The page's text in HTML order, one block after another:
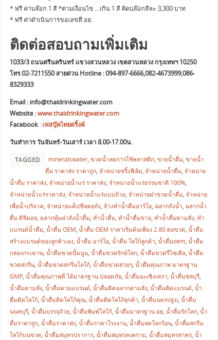
* ฟรี ค่าบล๊อก 1 สี *ตามเงื่อนไข …เกิน 1 สี คิดบล๊อกสีละ 3,300 บาท
* ฟรี ค่าดำเนินการขอเลขที่ อย.
ติดต่อสอบถามเพิ่มเติม
1033/3 ถนนศรีนครินทร์ แขวงสวนหลวง เขตสวนหลวง กรุงเทพฯ 10250
โทร.02-7211550 สายด่วน Hotline : 094-897-6666,082-4673999,086-
8329333
Email : info@thaidrinkingwater.com
Website :www.thaidrinkingwater.com
Facebook: เฟสบุ๊คไทยดริ้งค์
วันทำการ วันจันทร์-วันเสาร์ เวลา 8.00-17.00น.
TAGGED mineralswater, ขวดน้ำลดการใช้พลาสติก, ขายน้ำดื่ม, ขายน้ำ
ดื่ม ราคาส่ง ราคาถูก, จำหน่ายชริ้งฟิล์ม, จำหน่ายน้ำดื่ม, จำหน่าย
น้ำดื่ม ราคาส่ง, จำหน่ายน้ำแร่ ราคาส่ง, จำหน่ายน้ำแร่ธรรมชาติ 100%,
จำหน่ายน้ำแร่ราคาส่ง, จำหน่ายน้ำแร่แบบถ้วย, จำหน่ายฝาขวดน้ำดื่ม, จำหน่าย
เพื่อน้ำบริจาค, จำหน่ายแค็ปซีลคอถัง, จ้างทำน้ำดื่มอาร์โอ, ฉลากถังน้ำ, ฉลากน้ำ
ดื่ม ดิจิตอล, ฉลากหุ้มฝาถังน้ำดื่ม, ทำน้ำดื่ม, ทำน้ำดื่มขาย, ทำน้ำดื่มตามสั่ง, ทำ
แบรนด์น้ำดื่ม, น้ำดื่ม OEM, น้ำดื่ม OEM ราคาเริ่มต้นเพียง 2.80 ต่อขวด, น้ำดื่ม
สร้างแบรนด์ของลูกค้าเอง, น้ำดื่ม อาร์โอ, น้ำดื่ม โลโก้ลูกค้า, น้ำดื่มoem, น้ำดื่ม
กล่องกระดาษ, น้ำดื่มขวดปั้มนูน, น้ำดื่มขวดรักษ์โลก, น้ำดื่มขวดรีไซเคิล, น้ำดื่ม
ขวดสกรีน, น้ำดื่มขวดสกรีนโลโก้, น้ำดื่มขวดสวยๆ, น้ำดื่มคุณภาพ มาตรฐาน
GMP, น้ำดื่มคุณภาพดี ได้มาตรฐาน ปลอดภัย, น้ำดื่มฉะเชิงเทรา, น้ำดื่มชลบุรี,
น้ำดื่มตามสั่ง, น้ำดื่มตามแบรนด์, น้ำดื่มติดฉลากตามสั่ง, น้ำดื่มติดแบรนด์, น้ำ
ดื่มติดโลโก้, น้ำดื่มติดโลโก้คุณ, น้ำดื่มติดโลโก้ลุกค้า, น้ำดื่มนครปฐม, น้ำดื่ม
นนทบุรี, น้ำดื่มบรรจุถ้วย, น้ำดื่มพิมพ์โลโก้, น้ำดื่มมาตรฐาน อย, น้ำดื่มรักโลก, น้ำ
ดื่มราคาถูก, น้ำดื่มราคาส่ง, น้ำดื่มราคาโรงงาน, น้ำดื่มลดโลกร้อน, น้ำดื่มสกรีน
โลโก้บนขวด, น้ำดื่มสมุทรปราการ, น้ำดื่มสมุทรสงคราม, น้ำดื่มสมุทรสาคร, น้ำ